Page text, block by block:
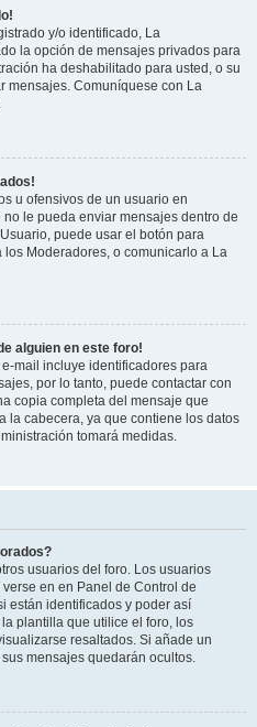
y/o identificado, La
la opción de mensajes privados para
ha deshabilitado para usted, o su
mensajes. Comuníquese con La
u ofensivos de un usuario en
le pueda enviar mensajes dentro de
puede usar el botón para
Moderadores, o comunicarlo a La
alguien en este foro!
mail incluye identificadores para
por lo tanto, puede contactar con
copia completa del mensaje que
la cabecera, ya que contiene los datos
tomará medidas.
usuarios del foro. Los usuarios
en en Panel de Control de
están identificados y poder así
plantilla que utilice el foro, los
resaltados. Si añade un
mensajes quedarán ocultos.